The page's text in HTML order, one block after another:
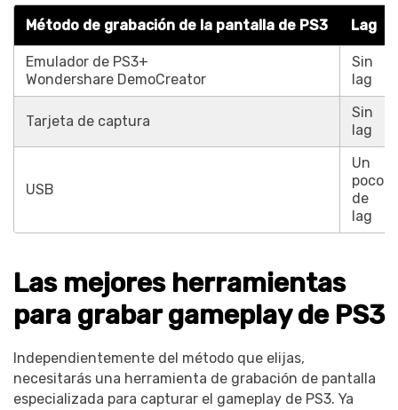
Método de grabación de la pantalla de PS3 Lag
Emulador de PS3+
Wondershare DemoCreator
Sin
lag
Tarjeta de captura
Sin
lag
USB
Un
poco
de
lag
Las mejores herramientas
para grabar gameplay de PS3
Independientemente del método que elijas,
necesitarás una herramienta de grabación de pantalla
especializada para capturar el gameplay de PS3. Ya